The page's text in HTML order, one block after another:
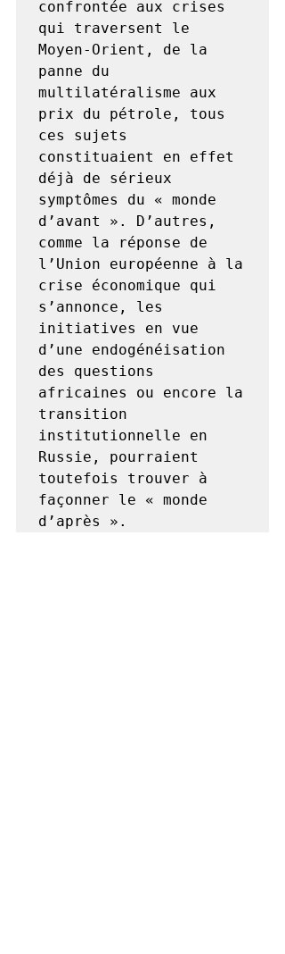
confrontée aux crises
qui traversent le
Moyen-Orient, de la
panne du
multilatéralisme aux
prix du pétrole, tous
ces sujets
constituaient en effet
déjà de sérieux
symptômes du « monde
d’avant ». D’autres,
comme la réponse de
l’Union européenne à la
crise économique qui
s’annonce, les
initiatives en vue
d’une endogénéisation
des questions
africaines ou encore la
transition
institutionnelle en
Russie, pourraient
toutefois trouver à
façonner le « monde
d’après ».